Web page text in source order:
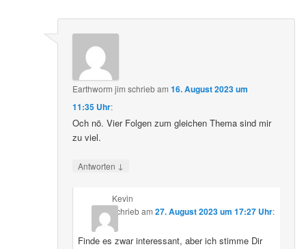
Earthworm jim schriebam16. August 2023 um
11:35 Uhr:
Och nö. Vier Folgen zum gleichen Thema sind mir
zu viel.
Antworten ↓
Kevin
schriebam 27. August 2023 um 17:27 Uhr:
Finde es zwar interessant, aber ich stimme Dir